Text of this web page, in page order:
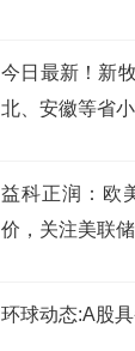
今日最新！新
北、安徽等省
益科正润：欧
价，关注美联
环球动态:A股